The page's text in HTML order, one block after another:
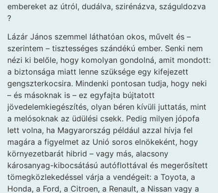
embereket az útról, dudálva, szirénázva, száguldozva
?
Lázár János szemmel láthatóan okos, művelt és –
szerintem – tisztességes szándékú ember. Senki nem
nézi ki belőle, hogy komolyan gondolná, amit mondott:
a biztonsága miatt lenne szüksége egy kifejezett
gengszterkocsira. Mindenki pontosan tudja, hogy neki
– és másoknak is – ez egyfajta bújtatott
jövedelemkiegészítés, olyan béren kívüli juttatás, mint
a melósoknak az üdülési csekk. Pedig milyen jópofa
lett volna, ha Magyarország például azzal hívja fel
magára a figyelmet az Unió soros elnökeként, hogy
környezetbarát hibrid – vagy más, alacsony
károsanyag-kibocsátású autóflottával és megerősített
tömegközlekedéssel várja a vendégeit: a Toyota, a
Honda, a Ford, a Citroen, a Renault, a Nissan vagy a